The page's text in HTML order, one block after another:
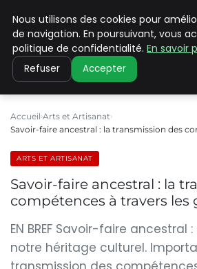
PILAT
Accueil Arts et Artisanat
Savoir-faire ancestral : la transmission des
ARTS ET ARTISANAT
Savoir-faire ancestral : la
compétences à travers les
EN BREF Savoir-faire ancestral
notre héritage culturel.
Nous utilisons des cookies pour
de navigation. En poursuivant, vous
politique de confidentialité. En savoir
Refuser Accepter